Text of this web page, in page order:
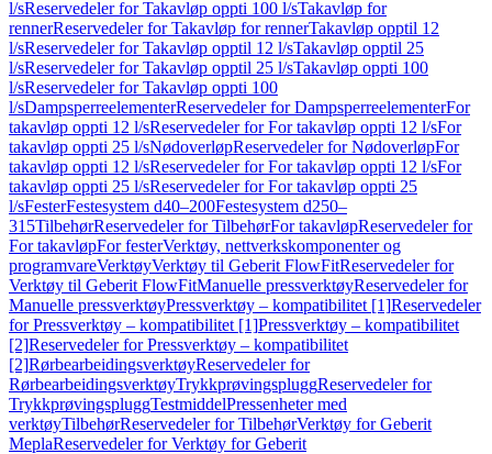
l/sReservedeler for Takavløp oppti 100 l/sTakavløp for
rennerReservedeler for Takavløp for rennerTakavløp opptil 12
l/sReservedeler for Takavløp opptil 12 l/sTakavløp opptil 25
l/sReservedeler for Takavløp opptil 25 l/sTakavløp oppti 100
l/sReservedeler for Takavløp oppti 100
l/sDampsperreelementerReservedeler for DampsperreelementerFor
takavløp oppti 12 l/sReservedeler for For takavløp oppti 12 l/sFor
takavløp oppti 25 l/sNødoverløpReservedeler for NødoverløpFor
takavløp oppti 12 l/sReservedeler for For takavløp oppti 12 l/sFor
takavløp oppti 25 l/sReservedeler for For takavløp oppti 25
l/sFesterFestesystem d40–200Festesystem d250–
315TilbehørReservedeler for TilbehørFor takavløpReservedeler for
For takavløpFor festerVerktøy, nettverkskomponenter og
programvareVerktøyVerktøy til Geberit FlowFitReservedeler for
Verktøy til Geberit FlowFitManuelle pressverktøyReservedeler for
Manuelle pressverktøyPressverktøy – kompatibilitet [1]Reservedeler
for Pressverktøy – kompatibilitet [1]Pressverktøy – kompatibilitet
[2]Reservedeler for Pressverktøy – kompatibilitet
[2]RørbearbeidingsverktøyReservedeler for
RørbearbeidingsverktøyTrykkprøvingspluggReservedeler for
TrykkprøvingspluggTestmiddelPressenheter med
verktøyTilbehørReservedeler for TilbehørVerktøy for Geberit
MeplaReservedeler for Verktøy for Geberit